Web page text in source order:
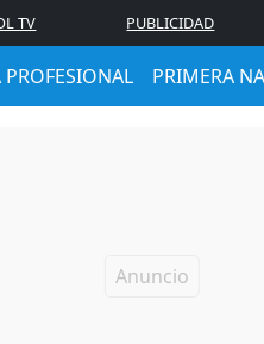
TV PUBLICIDAD
PROFESIONAL PRIMERA